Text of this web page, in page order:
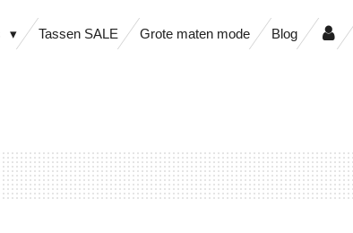
Tassen SALE Grote maten mode Blog